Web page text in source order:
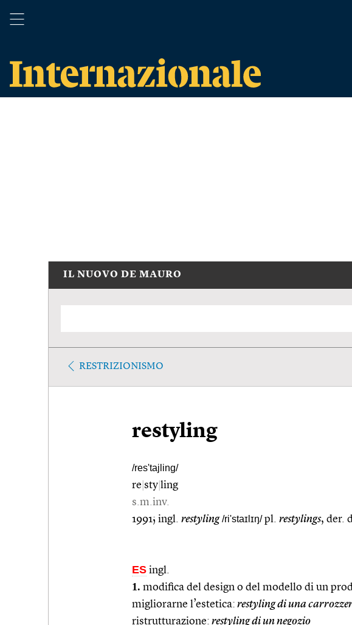
IL NUOVO DE MAURO
RESTRIZIONISMO
restyling
/res'tajling/
re sty ling
s.m.inv.
1991; ingl. restyling /ri'staɪlɪŋ/pl. restylings, der.
ES ingl.
1. modifica del design o del modello di un
migliorarne l’estetica: restyling di una
ristrutturazione: restyling di un negozio